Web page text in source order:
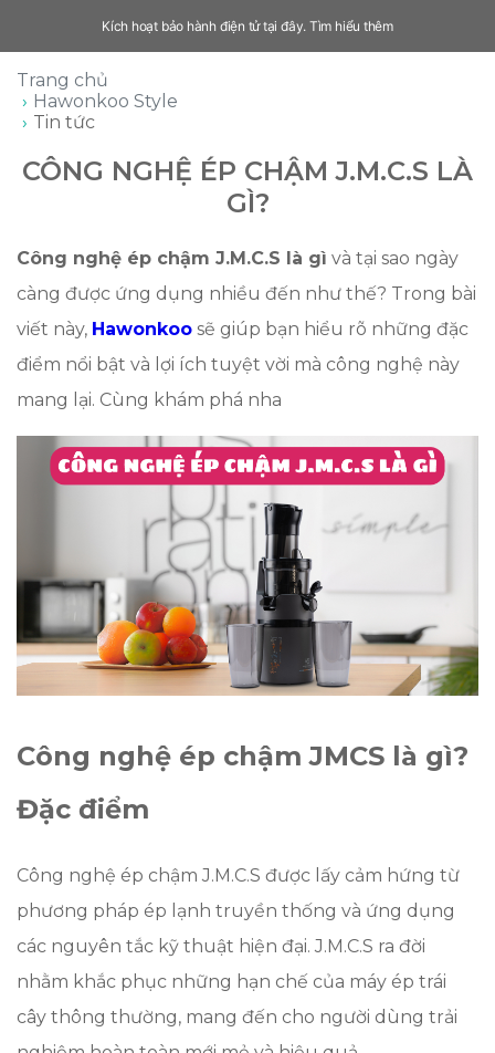
Kích hoạt bảo hành điện tử tại đây. Tìm hiểu thêm
Trang chủ
Hawonkoo Style
Tin tức
CÔNG NGHỆ ÉP CHẬM J.M.C.S LÀ
GÌ?
Công nghệ ép chậm J.M.C.S là gì và tại sao ngày
càng được ứng dụng nhiều đến như thế? Trong bài
viết này, Hawonkoo sẽ giúp bạn hiểu rõ những đặc
điểm nổi bật và lợi ích tuyệt vời mà công nghệ này
mang lại. Cùng khám phá nha
Công nghệ ép chậm JMCS là gì?
Đặc điểm
Công nghệ ép chậm J.M.C.S được lấy cảm hứng từ
phương pháp ép lạnh truyền thống và ứng dụng
các nguyên tắc kỹ thuật hiện đại. J.M.C.S ra đời
nhằm khắc phục những hạn chế của máy ép trái
cây thông thường, mang đến cho người dùng trải